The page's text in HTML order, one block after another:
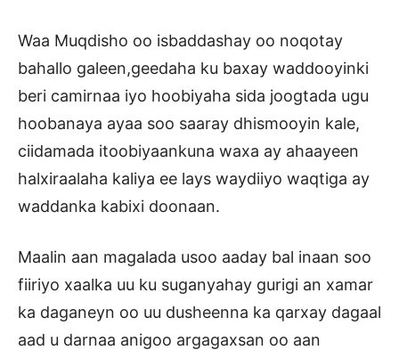
Waa Muqdisho oo isbaddashay oo noqotay
bahallo galeen,geedaha ku baxay waddooyinki
beri camirnaa iyo hoobiyaha sida joogtada ugu
hoobanaya ayaa soo saaray dhismooyin kale,
ciidamada itoobiyaankuna waxa ay ahaayeen
halxiraalaha kaliya ee lays waydiiyo waqtiga ay
waddanka kabixi doonaan.
Maalin aan magalada usoo aaday bal inaan soo
fiiriyo xaalka uu ku suganyahay gurigi an xamar
ka daganeyn oo uu dusheenna ka qarxay dagaal
aad u darnaa anigoo argagaxsan oo aan